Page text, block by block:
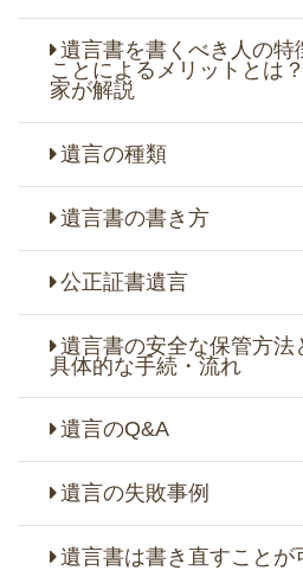
遺言書を書くべき人の特
ことによるメリットとは
家が解説
遺言の種類
遺言書の書き方
公正証書遺言
遺言書の安全な保管方法
具体的な手続・流れ
遺言のQ&A
遺言の失敗事例
遺言書は書き直すことが